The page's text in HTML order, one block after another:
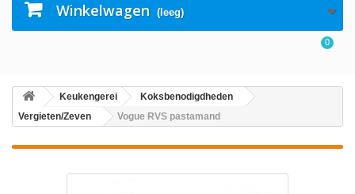
Winkelwagen (leeg)
0
Keukengerei
Koksbenodigdheden
Vergieten/Zeven
Vogue RVS pastamand